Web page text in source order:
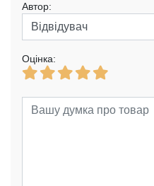
Автор:
Оцінка: